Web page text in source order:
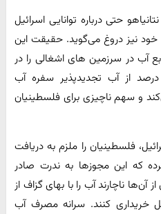
‌نتانیاهو حتی درباره توانایی اسرائیل
خود نیز دروغ می‌گوید. حقیقت این
آب در سرزمین‌ های اشغالی را در
اختیار دارد و حدود ۸۰ تا ۸۵ درصد از آب تجدیدپذیر سفره آب
و سهم ناچیزی برای فلسطینیان
اسرائیل، فلسطینیان را ملزم به دریافت
که این مجوزها به ندرت صادر
ناچارند آب را با بهای گزاف از
خریداری کنند. سرانه مصرف آب